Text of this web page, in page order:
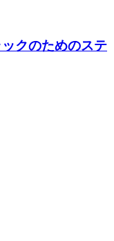
クのためのステ